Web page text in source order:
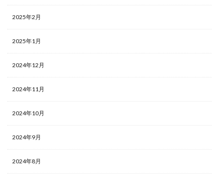
2025年2月
2025年1月
2024年12月
2024年11月
2024年10月
2024年9月
2024年8月